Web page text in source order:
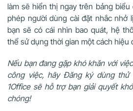
làm sẽ hiển thị ngay trên bảng
phép người dùng cài đặt nhắc nhở
bạn sẽ có cái nhìn bao quát, hệ
thể sử dụng thời gian một cách hiệu
Nếu bạn đang gặp khó khăn với
công việc, hãy Đăng ký dùng
1Office sẽ hỗ trợ bạn giải quyết
chóng!